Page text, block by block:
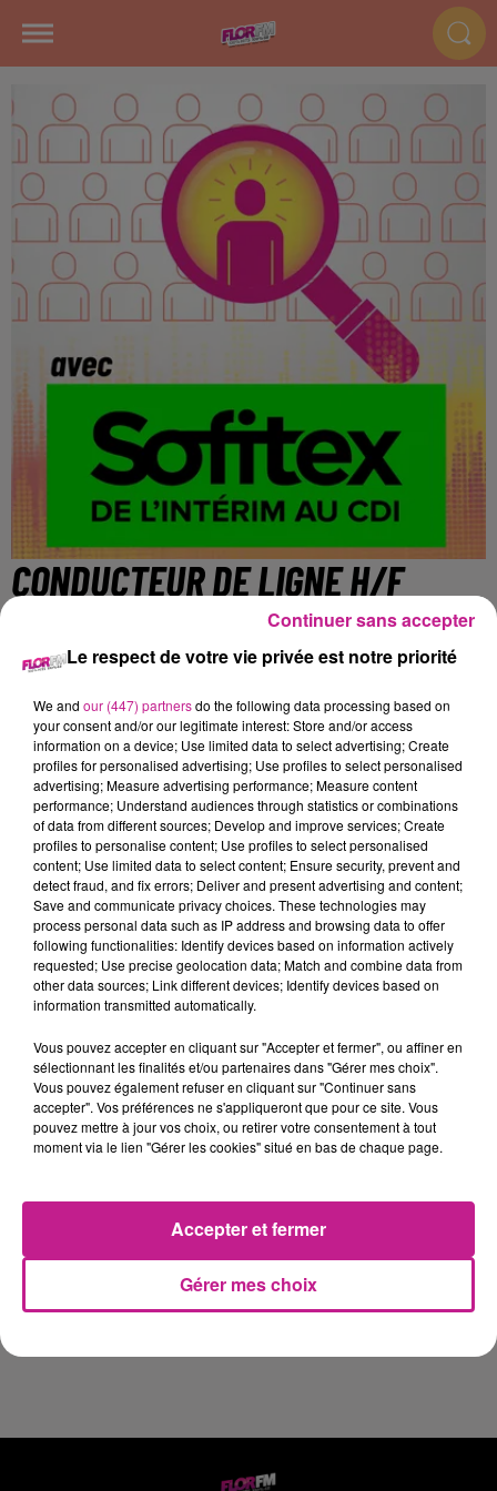
CONDUCTEUR DE LIGNE H/F
Mulhouse
Nous recrutons pour l'un de nos clients, spécialisé dans la
personnalisation de cartes bancaires et chéquiers, un
conducteur de ligne de production H/F.
Votre principale mission :
Vous serez en charge de la conduite de machines de
façonnage (réglages mécanique, objectifs de qualité et de
production).
Poste à pourvoir en horaires d'équipe 2X7 du lundi au
vendredi.
Rémunération : Taux horaire à définir, prime d'équipe et
indemnité de repas.
PROFIL RECHERCHÉ
Vous bénéficiez d'une première expérience en conduite de
ligne de production.
Vous êtes rigoureux, réactif et aimez travailler en équipe.
https://www.sofitex.fr/FR/offres-emploi-interim-cdi/detail-
5ikbmdnzir.html
Le respect de votre vie privée est notre priorité
We and our (447) partnersdo the following data processing based on
your consent and/or our legitimate interest: Store and/or access
information on a device; Use limited data to select advertising; Create
profiles for personalised advertising; Use profiles to select personalised
advertising; Measure advertising performance; Measure content
performance; Understand audiences through statistics or combinations
of data from different sources; Develop and improve services; Create
profiles to personalise content; Use profiles to select personalised
content; Use limited data to select content; Ensure security, prevent and
detect fraud, and fix errors; Deliver and present advertising and content;
Save and communicate privacy choices. These technologies may
process personal data such as IP address and browsing data to offer
following functionalities: Identify devices based on information actively
requested; Use precise geolocation data; Match and combine data from
other data sources; Link different devices; Identify devices based on
information transmitted automatically.
Vous pouvez accepter en cliquant sur "Accepter et fermer", ou affiner en
sélectionnant les finalités et/ou partenaires dans "Gérer mes choix".
Vous pouvez également refuser en cliquant sur "Continuer sans
accepter". Vos préférences ne s'appliqueront que pour ce site. Vous
pouvez mettre à jour vos choix, ou retirer votre consentement à tout
moment via le lien "Gérer les cookies" situé en bas de chaque page.
Gérer mes choix
Accepter et fermer
Continuer sans accepter